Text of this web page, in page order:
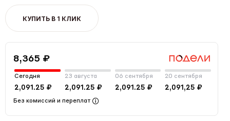
КУПИТЬ В 1 КЛИК
8,365 ₽
Сегодня
2,091.25 ₽
23 августа
2,091.25 ₽
06 сентября
2,091.25 ₽
20 сентября
2,091,25 ₽
Без комиссий и переплат